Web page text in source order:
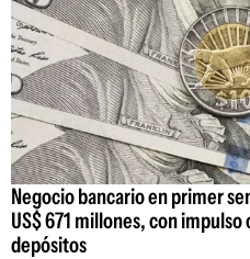
Negocio bancario en primer
US$ 671 millones, con
depósitos